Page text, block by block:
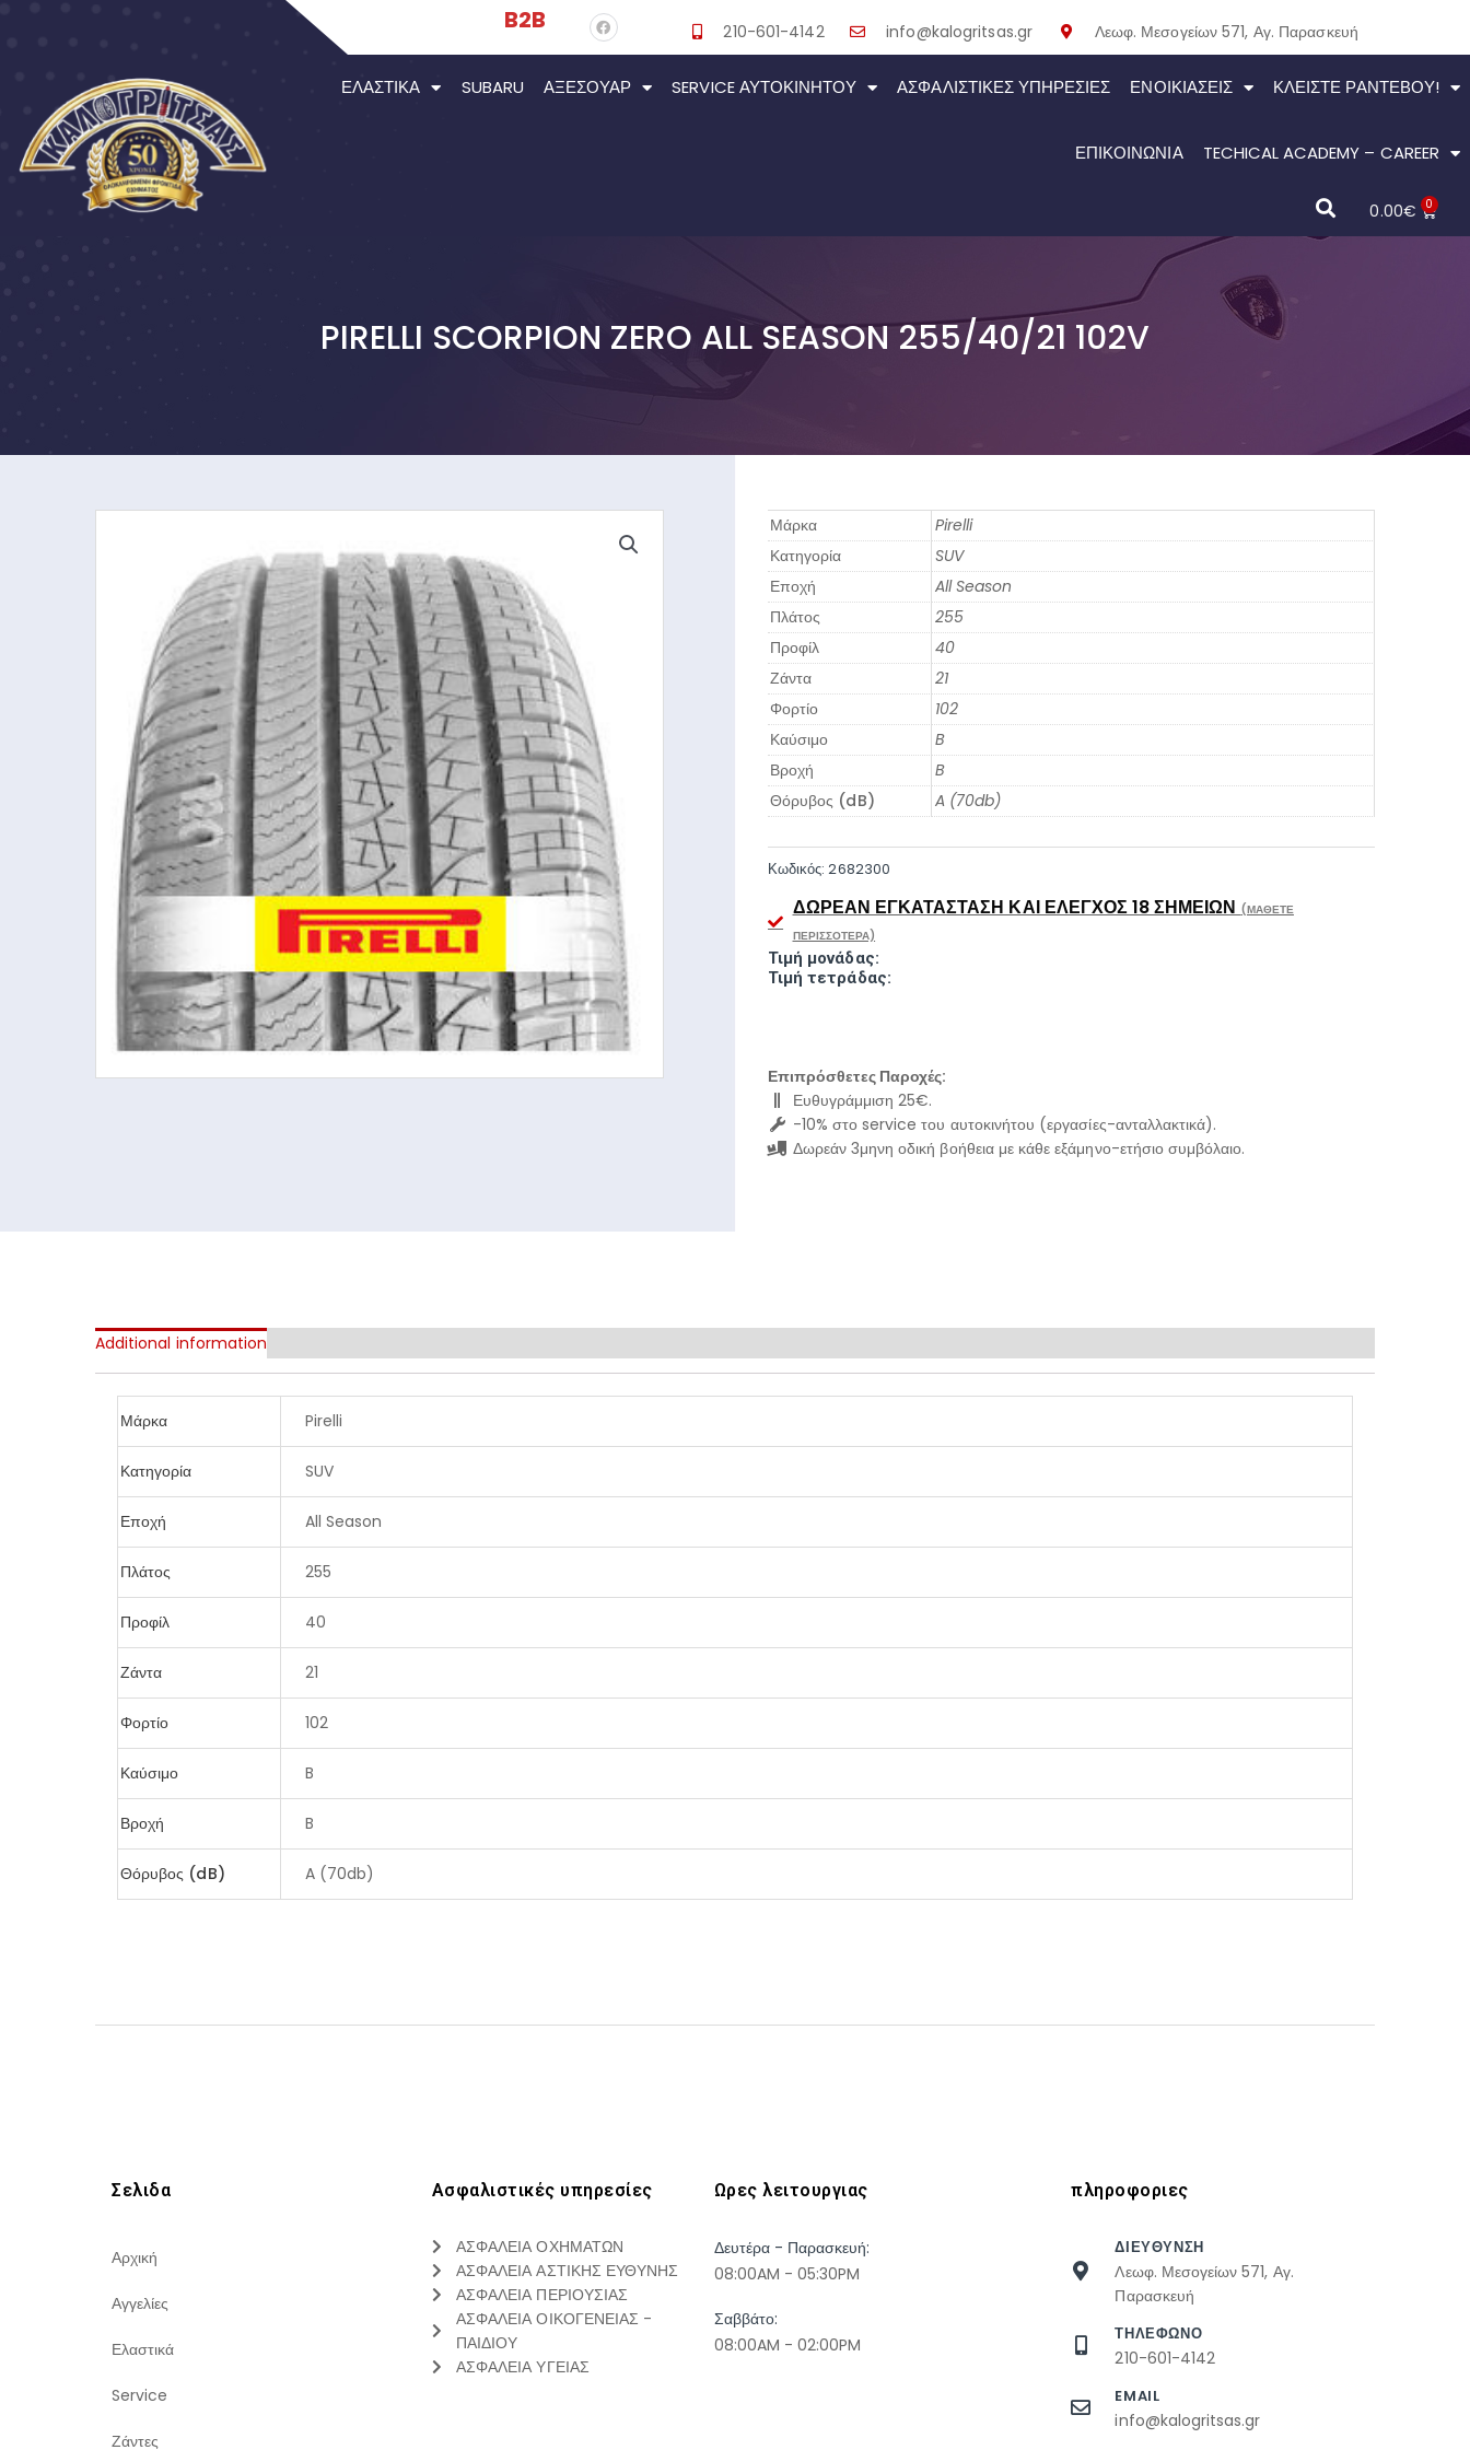
B2B 210-601-4142 info@kalogritsas.gr Λεωφ. Μεσογείων 571, Αγ. Παρασκευή
ΕΛΑΣΤΙΚΆ SUBARU ΑΞΕΣΟΥΆΡ SERVICE ΑΥΤΟΚΙΝΉΤΟΥ ΑΣΦΑΛΙΣΤΙΚΕΣ ΥΠΗΡΕΣΙΕΣ ΕΝΟΙΚΙΆΣΕΙΣ ΚΛΕΊΣΤΕ ΡΑΝΤΕΒΟΎ!
ΕΠΙΚΟΙΝΩΝΙΑ TECHICAL ACADEMY – CAREER
0.00€ 0
PIRELLI SCORPION ZERO ALL SEASON 255/40/21 102V
Μάρκα
Pirelli
Κατηγορία
SUV
Εποχή
All Season
Πλάτος
255
Προφίλ
40
Ζάντα
21
Φορτίο
102
Καύσιμο
B
Βροχή
B
Θόρυβος (dB)
A (70db)
Κωδικός:2682300
ΔΩΡΕΆΝ ΕΓΚΑΤΆΣΤΑΣΗ ΚΑΙ ΈΛΕΓΧΟΣ 18 ΣΗΜΕΊΩΝ (ΜΆΘΕΤΕ
ΠΕΡΙΣΣΌΤΕΡΑ)
Τιμή μονάδας:
Τιμή τετράδας:
Επιπρόσθετες Παροχές:
Ευθυγράμμιση 25€.
-10% στο service του αυτοκινήτου (εργασίες-ανταλλακτικά).
Δωρεάν 3μηνη οδική βοήθεια με κάθε εξάμηνο-ετήσιο συμβόλαιο.
Additional information
Μάρκα Pirelli
Κατηγορία SUV
Εποχή All Season
Πλάτος 255
Προφίλ 40
Ζάντα 21
Φορτίο 102
Καύσιμο B
Βροχή B
Θόρυβος (dB) A (70db)
Σελιδα
Αρχική
Αγγελίες
Ελαστικά
Service
Ζάντες
Ασφαλιστικές υπηρεσίες
ΑΣΦΑΛΕΙΑ ΟΧΗΜΑΤΩΝ
ΑΣΦΑΛΕΙΑ ΑΣΤΙΚΗΣ ΕΥΘΥΝΗΣ
ΑΣΦΑΛΕΙΑ ΠΕΡΙΟΥΣΙΑΣ
ΑΣΦΑΛΕΙΑ ΟΙΚΟΓΕΝΕΙΑΣ -
ΠΑΙΔΙΟΥ
ΑΣΦΑΛΕΙΑ ΥΓΕΙΑΣ
Ωρες λειτουργιας
Δευτέρα - Παρασκευή:
08:00AM - 05:30PM
Σαββάτο:
08:00AM - 02:00PM
πληροφοριες
ΔΙΕΥΘΥΝΣΗ
Λεωφ. Μεσογείων 571, Αγ.
Παρασκευή
ΤΗΛΕΦΩΝΟ
210-601-4142
EMAIL
info@kalogritsas.gr